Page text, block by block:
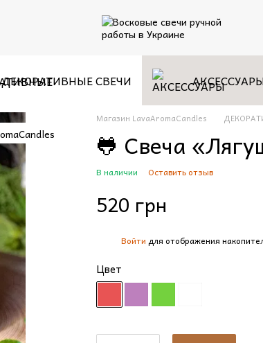
ДЕКОРАТИВНЫЕ СВЕЧИ
Магазин LavaAromaCandles
🐸 Свеча
В наличии Оставить отзыв
520 грн
Войти для отображения
Цвет